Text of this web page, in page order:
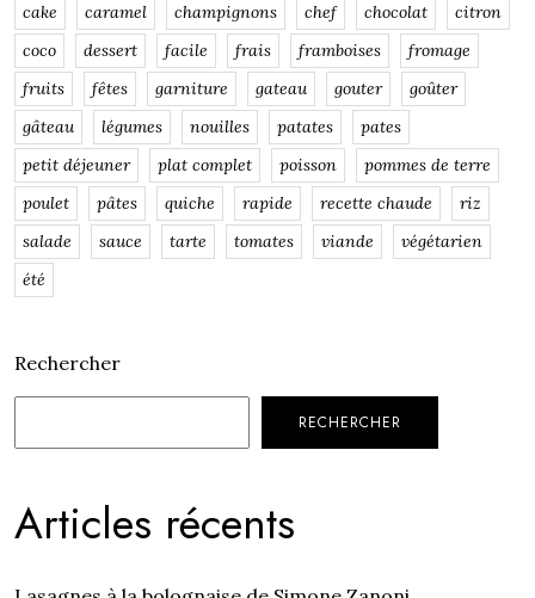
cake
caramel champignons chef chocolat
citron
coco
dessert facile frais framboises
fromage
fruits
fêtes garniture gateau gouter
goûter
gâteau
légumes nouilles patates
pates
petit déjeuner
plat complet poisson
pommes de terre
poulet
pâtes quiche rapide recette chaude
riz
salade
sauce tarte tomates viande
végétarien
été
Rechercher
RECHERCHER
Articles récents